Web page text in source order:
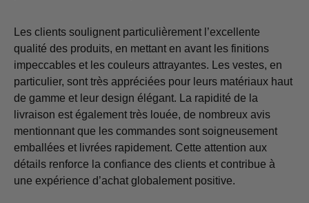
Les clients soulignent particulièrement l’excellente
qualité des produits, en mettant en avant les finitions
impeccables et les couleurs attrayantes. Les vestes, en
particulier, sont très appréciées pour leurs matériaux haut
de gamme et leur design élégant. La rapidité de la
livraison est également très louée, de nombreux avis
mentionnant que les commandes sont soigneusement
emballées et livrées rapidement. Cette attention aux
détails renforce la confiance des clients et contribue à
une expérience d’achat globalement positive.